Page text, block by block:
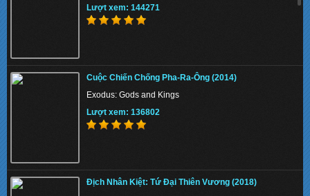
Người Sắt Phần 3 (2013)
Iron Man 3
Lượt xem: 142560
Thợ Săn Phù Thủy (2013)
Hansel & Gretel: Witch Hunters
Lượt xem: 144271
Cuộc Chiến Chống Pha-Ra-Ông (2014)
Exodus: Gods and Kings
Lượt xem: 136802
Địch Nhân Kiệt: Tứ Đại Thiên Vương (2018)